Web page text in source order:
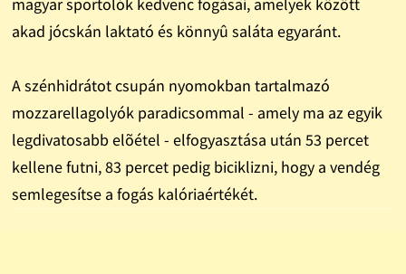
akad jócskán laktató és könnyû saláta egyaránt.
A szénhidrátot csupán nyomokban tartalmazó
mozzarellagolyók paradicsommal - amely ma az egyik
legdivatosabb elõétel - elfogyasztása után 53 percet
kellene futni, 83 percet pedig biciklizni, hogy a vendég
semlegesítse a fogás kalóriaértékét.